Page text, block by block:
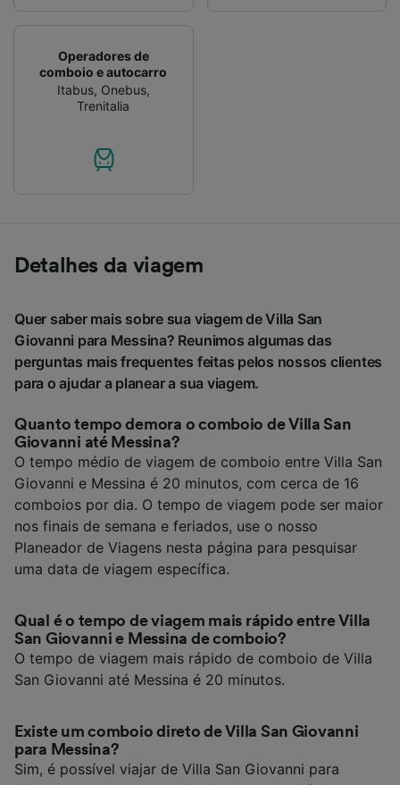
Operadores de
comboio e autocarro
Itabus, Onebus,
Trenitalia
Detalhes da viagem
Quer saber mais sobre sua viagem de Villa San
Giovanni para Messina? Reunimos algumas das
perguntas mais frequentes feitas pelos nossos clientes
para o ajudar a planear a sua viagem.
Quanto tempo demora o comboio de Villa San
Giovanni até Messina?
O tempo médio de viagem de comboio entre Villa San
Giovanni e Messina é 20 minutos, com cerca de 16
comboios por dia. O tempo de viagem pode ser maior
nos finais de semana e feriados, use o nosso
Planeador de Viagens nesta página para pesquisar
uma data de viagem específica.
Qual é o tempo de viagem mais rápido entre Villa
San Giovanni e Messina de comboio?
O tempo de viagem mais rápido de comboio de Villa
San Giovanni até Messina é 20 minutos.
Existe um comboio direto de Villa San Giovanni
para Messina?
Sim, é possível viajar de Villa San Giovanni para